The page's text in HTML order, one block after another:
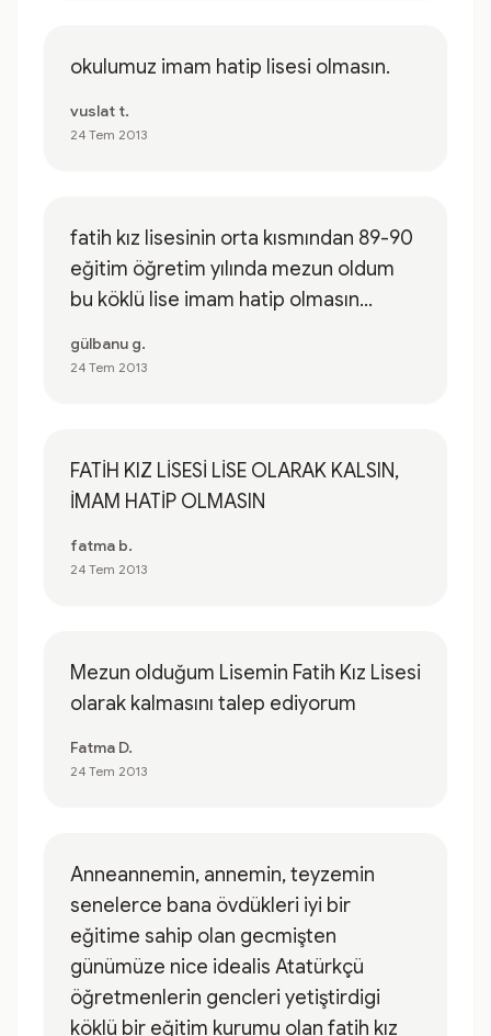
okulumuz imam hatip lisesi olmasın.
vuslat t.
24 Tem 2013
fatih kız lisesinin orta kısmından 89-90
eğitim öğretim yılında mezun oldum
bu köklü lise imam hatip olmasın...
gülbanu g.
24 Tem 2013
FATİH KIZ LİSESİ LİSE OLARAK KALSIN,
İMAM HATİP OLMASIN
fatma b.
24 Tem 2013
Mezun olduğum Lisemin Fatih Kız Lisesi
olarak kalmasını talep ediyorum
Fatma D.
24 Tem 2013
Anneannemin, annemin, teyzemin
senelerce bana övdükleri iyi bir
eğitime sahip olan gecmişten
günümüze nice idealis Atatürkçü
öğretmenlerin gencleri yetiştirdigi
köklü bir eğitim kurumu olan fatih kız